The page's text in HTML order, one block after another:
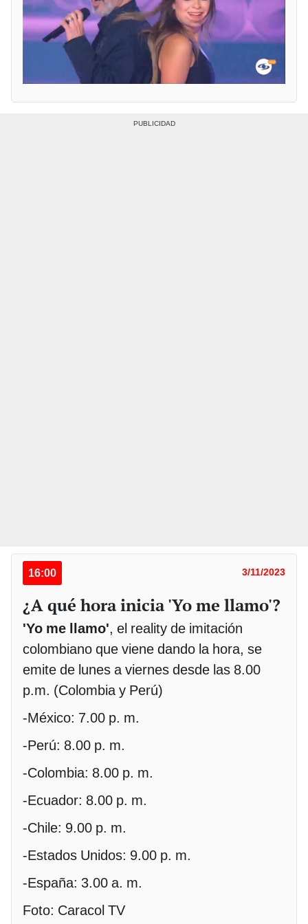
16:00 3/11/2023
¿A qué hora inicia 'Yo me llamo'?
'Yo me llamo', el reality de imitación
colombiano que viene dando la hora, se
emite de lunes a viernes desde las 8.00
p.m. (Colombia y Perú)
-México: 7.00 p. m.
-Perú: 8.00 p. m.
-Colombia: 8.00 p. m.
-Ecuador: 8.00 p. m.
-Chile: 9.00 p. m.
-Estados Unidos: 9.00 p. m.
-España: 3.00 a. m.
Foto: Caracol TV